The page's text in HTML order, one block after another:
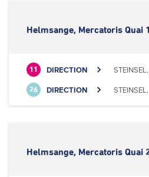
Helmsange, Mercatoris Quai 1
11 DIRECTION
26 DIRECTION
Helmsange, Mercatoris Quai